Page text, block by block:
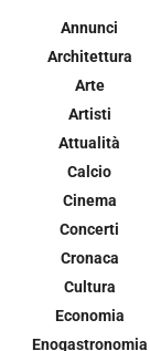
Annunci
Architettura
Arte
Artisti
Attualità
Calcio
Cinema
Concerti
Cronaca
Cultura
Economia
Enogastronomia